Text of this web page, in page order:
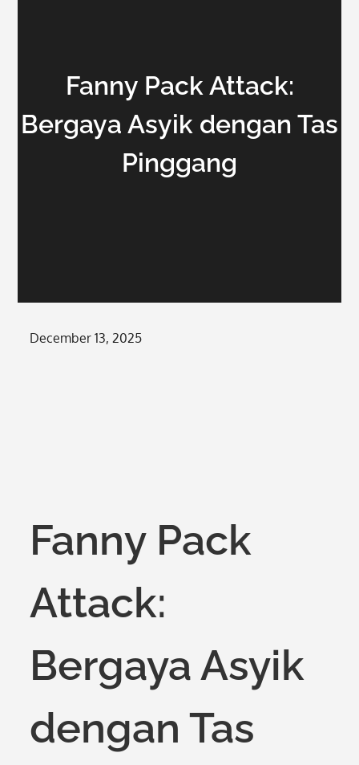
Fanny Pack Attack:
Bergaya Asyik dengan Tas
Pinggang
Posted
December 13, 2025
Fanny Pack
Attack:
Bergaya Asyik
dengan Tas